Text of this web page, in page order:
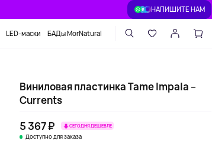
НАПИШИТЕ НАМ
LED-маски БАДы MorNatural
Виниловая пластинка Tame Impala –
Currents
5 367 ₽
СЕГОДНЯ ДЕШЕВЛЕ
Доступно для заказа